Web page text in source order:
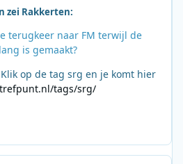
zei Rakkerten:
terugkeer naar FM terwijl de
is gemaakt?
op de tag srg en je komt hier
tags/srg/